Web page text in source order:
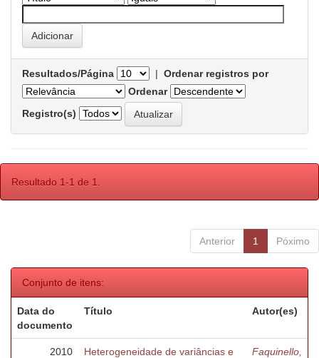
Resultados/Página | Ordenar registros por
Ordenar
Registro(s)
Resultado 1-1 de 1.
Anterior 1 Póximo
Conjunto de itens:
Data do
documento
Título Autor(es)
2010
Heterogeneidade de variâncias e
Faquinello,